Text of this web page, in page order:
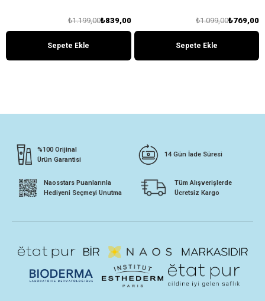
₺839,00
₺1.199,00
Sepete Ekle
₺769,00
₺1.099,00
Sepete Ekle
%100 Orijinal
Ürün Garantisi
14 Gün İade Süresi
Naosstars Puanlarınla
Hediyeni Seçmeyi Unutma
Tüm Alışverişlerde
Ücretsiz Kargo